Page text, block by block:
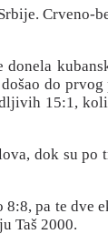
Crveno-
do
15:1,
dok su
pa te dve
Taš 2000.